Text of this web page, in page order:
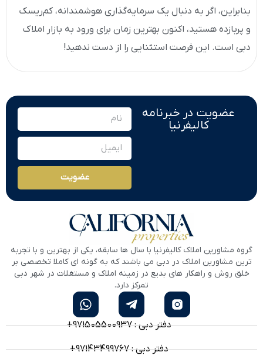
بنابراین، اگر به دنبال یک سرمایه‌گذاری هوشمندانه، کم‌ریسک
و پربازده هستید، اکنون بهترین زمان برای ورود به بازار املاک
دبی است. این فرصت استثنایی را از دست ندهید!
عضویت در خبرنامه
کالیفرنیا
عضویت
گروه مشاورین املاک کالیفرنیا با سال ها سابقه، یکی از بهترین و با تجربه
ترین مشاورین املاک در دبی می باشند که به گونه ای کاملا تخصصی بر
خلق روش و راهکار های بدیع در زمینه املاک و مستغلات در شهر دبی
تمرکز دارد.
دفتر دبی : 971505500937+
دفتر دبی : 97143499767+